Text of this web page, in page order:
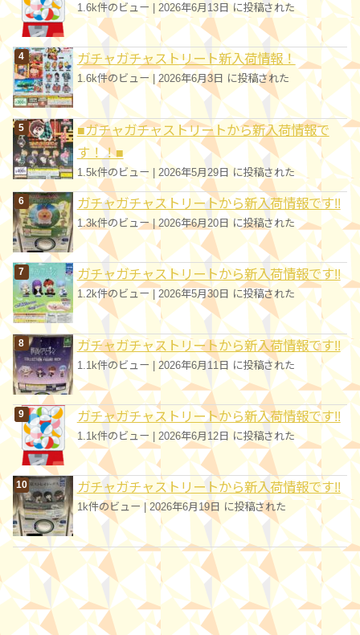
1.6k件のビュー 2026年6月13日 に投稿された
ガチャガチャストリート新入荷情報！
1.6k件のビュー 2026年6月3日 に投稿された
■ガチャガチャストリートから新入荷情報で
す！！■
1.5k件のビュー | 2026年5月29日 に投稿された
ガチャガチャストリートから新入荷情報です!!
1.3k件のビュー|2026年6月20日 に投稿された
ガチャガチャストリートから新入荷情報です!!
1.2k件のビュー| 2026年5月30日 に投稿された
ガチャガチャストリートから新入荷情報です!!
1.1k件のビュー |2026年6月11日 に投稿された
ガチャガチャストリートから新入荷情報です!!
1.1k件のビュー 2026年6月12日 に投稿された
ガチャガチャストリートから新入荷情報です!!
1k件のビュー|2026年6月19日 に投稿された